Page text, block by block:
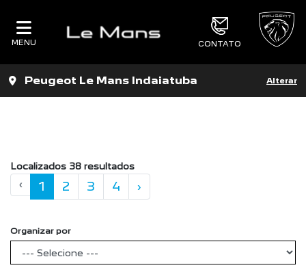
MENU CONTATO
Peugeot Le Mans Indaiatuba Alterar
Localizados 38 resultados
‹
1 2 3 4 ›
Filtrar
Organizar por